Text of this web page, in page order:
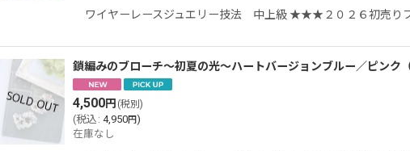
ワイヤーレースジュエリー技法 中上級 ★★★２０２６初売り
鎖編みのブローチ〜初夏の光〜ハートバージョンブルー／ピンク
4,500円 (税別)
(税込 : 4,950円)
在庫なし